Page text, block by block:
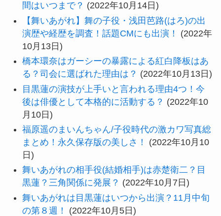
間はいつまで？ (2022年10月14日)
【舞いあがれ】舞の子役・浅田芭路(はろ)の出
演歴や経歴を調査！話題CMにも出演！
(2022年
10月13日)
橋本環奈はガーシーの暴露による紅白降板はあ
る？司会に選ばれた理由は？ (2022年10月13日)
目黒蓮の演技が上手いと言われる理由4つ！今
後は俳優として本格的に活動する？ (2022年10
月10日)
福原遥のまいんちゃん/子役時代の激カワ写真総
まとめ！永久保存版の美しさ！
(2022年10月10
日)
舞いあがれの相手役(結婚相手)は赤楚衛二？目
黒蓮？三角関係に発展？ (2022年10月7日)
舞いあがれは目黒蓮はいつから出演？11月中旬
の第８週！
(2022年10月5日)